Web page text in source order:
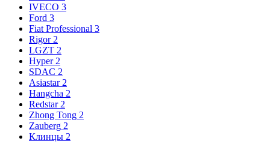
IVECO 3
Ford 3
Fiat Professional 3
Rigor 2
LGZT 2
Hyper 2
SDAC 2
Asiastar 2
Hangcha 2
Redstar 2
Zhong Tong 2
Zauberg 2
Клинцы 2